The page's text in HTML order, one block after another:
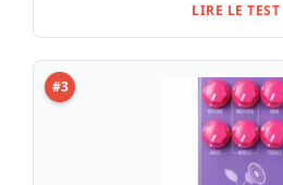
LIRE LE
#3